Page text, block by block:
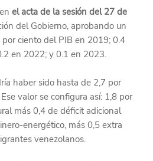
el acta de la sesión del 27 de
del Gobierno, aprobando un
ciento del PIB en 2019; 0.4
en 2022; y 0.1 en 2023.
haber sido hasta de 2,7 por
valor se configura así: 1,8 por
más 0,4 de déficit adicional
energético, más 0,5 extra
venezolanos.